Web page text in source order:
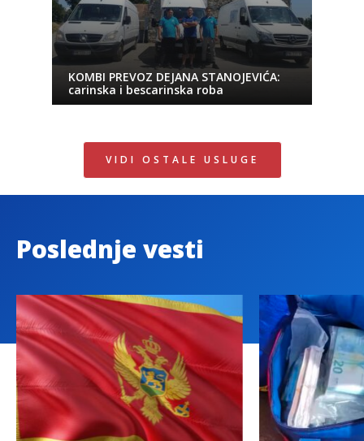
KOMBI PREVOZ DEJANA STANOJEVIĆA:
carinska i bescarinska roba
VIDI OSTALE USLUGE
Poslednje vesti